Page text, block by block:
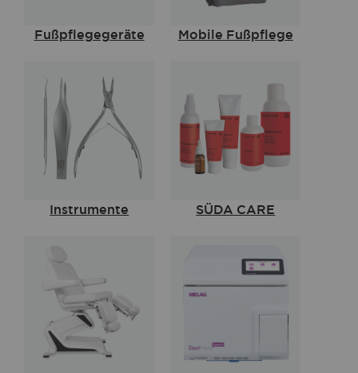
Fußpflegegeräte Mobile Fußpflege
Instrumente SÜDA CARE